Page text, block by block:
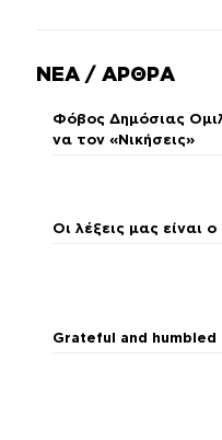
ΝΕΑ / ΑΡΘΡΑ
Φόβος Δημόσιας
να τον «Νικήσεις»
Οι λέξεις μας είναι
Grateful and humbled